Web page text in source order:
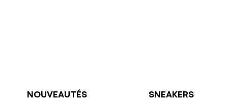
NOUVEAUTÉS SNEAKERS